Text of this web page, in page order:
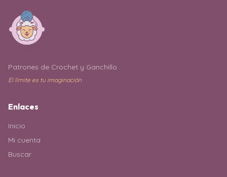
Patrones de Crochet y Ganchillo
El límite es tu imaginación
Enlaces
Inicio
Mi cuenta
Buscar